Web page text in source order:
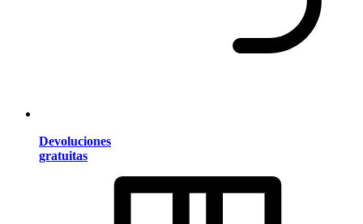
Devoluciones
gratuitas